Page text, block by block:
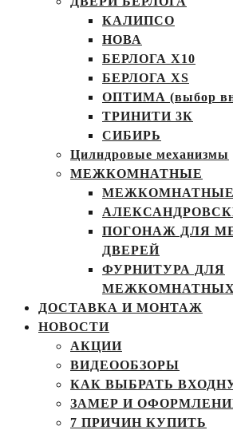
КАЛИПСО
НОВА
БЕРЛОГА Х10
БЕРЛОГА XS
ОПТИМА (выбор
ТРИНИТИ 3К
СИБИРЬ
Цилндровые механизмы
МЕЖКОМНАТНЫЕ
МЕЖКОМНАТНЫЕ
ПОГОНАЖ ДЛЯ
ДВЕРЕЙ
ФУРНИТУРА ДЛЯ
МЕЖКОМНАТНЫХ
ДОСТАВКА И МОНТАЖ
НОВОСТИ
АКЦИИ
ВИДЕООБЗОРЫ
КАК ВЫБРАТЬ
ЗАМЕР И
7 ПРИЧИН КУПИТЬ